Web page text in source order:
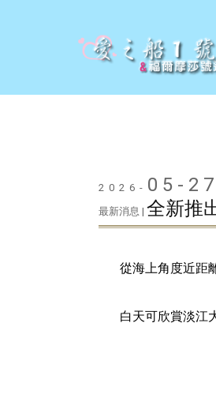
2026- 05-27
最新消息 |全新推
從海上角度近距
白天可欣賞淡江